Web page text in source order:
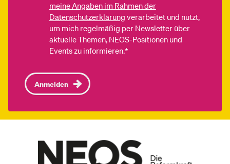
meine Angaben im Rahmen der
Datenschutzerklärung verarbeitet und nutzt,
um mich regelmäßig per Newsletter über
aktuelle Themen, NEOS-Positionen und
Events zu informieren.*
Anmelden